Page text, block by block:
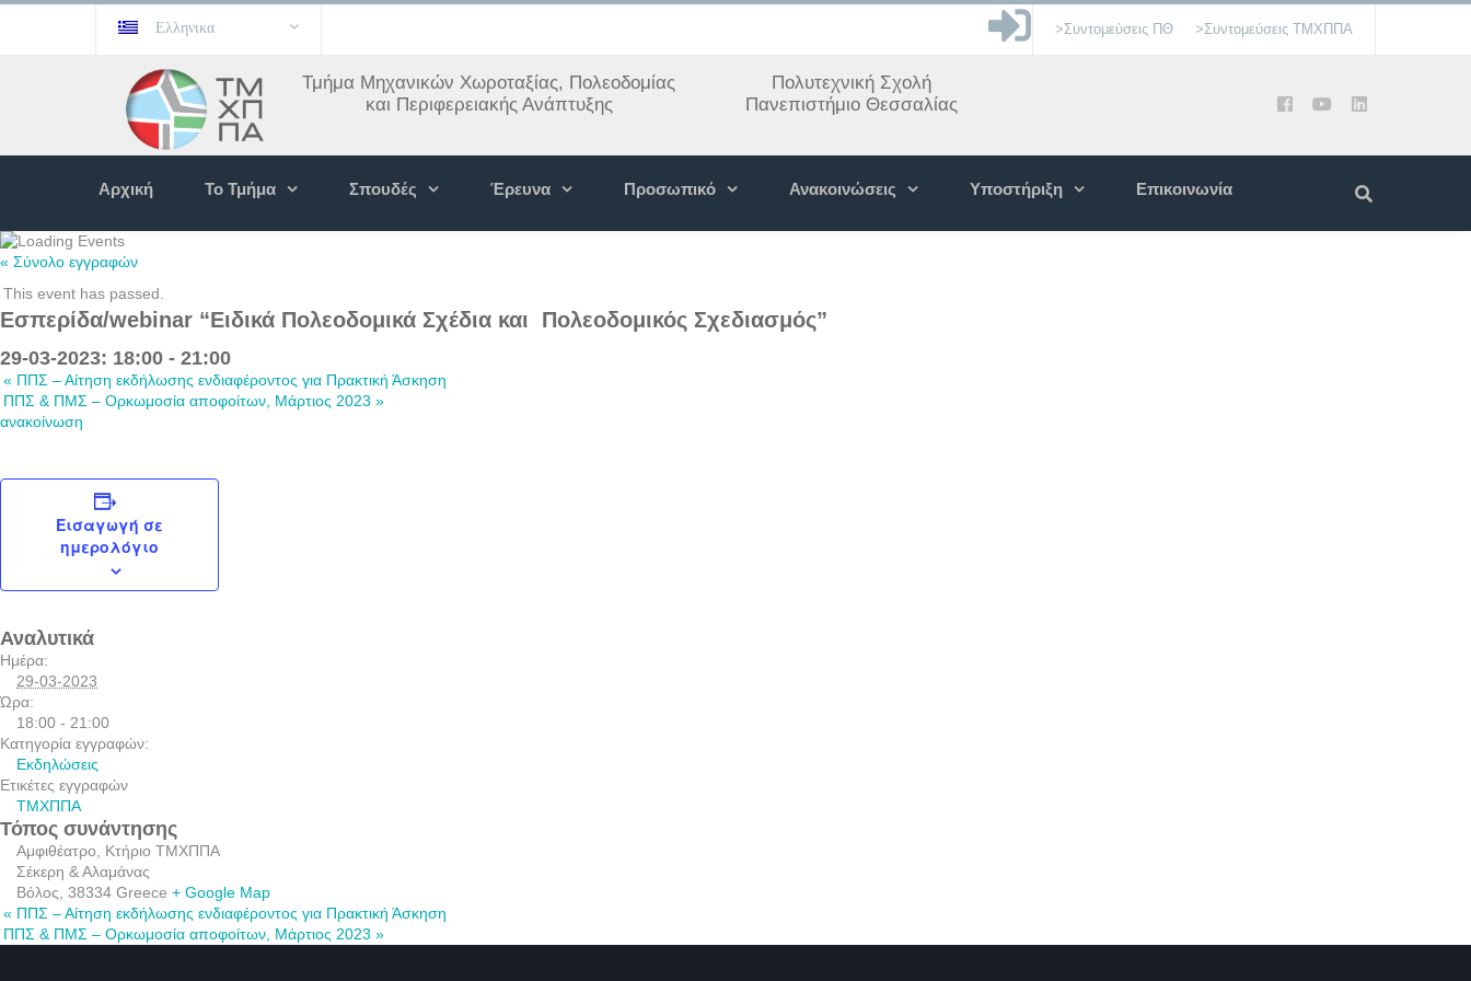
Ελληνικα >Συντομεύσεις ΠΘ >Συντομεύσεις ΤΜΧΠΠΑ
Τμήμα Μηχανικών Χωροταξίας, Πολεοδομίας
και Περιφερειακής Ανάπτυξης
Πολυτεχνική Σχολή
Πανεπιστήμιο Θεσσαλίας
Αρχική Το Τμήμα Σπουδές Έρευνα Προσωπικό Ανακοινώσεις Υποστήριξη Επικοινωνία
« Σύνολο εγγραφών
This event has passed.
Εσπερίδα/webinar “Ειδικά Πολεοδομικά Σχέδια και Πολεοδομικός Σχεδιασμός”
29-03-2023: 18:00 - 21:00
« ΠΠΣ – Αίτηση εκδήλωσης ενδιαφέροντος για Πρακτική Άσκηση
ΠΠΣ & ΠΜΣ – Ορκωμοσία αποφοίτων, Μάρτιος 2023 »
ανακοίνωση
Εισαγωγή σε
ημερολόγιο
Αναλυτικά
Ημέρα:
29-03-2023
Ώρα:
18:00 - 21:00
Κατηγορία εγγραφών:
Εκδηλώσεις
Ετικέτες εγγραφών
ΤΜΧΠΠΑ
Τόπος συνάντησης
Αμφιθέατρο, Κτήριο ΤΜΧΠΠΑ
Σέκερη & Αλαμάνας
Βόλος 38334 Greece + Google Map
« ΠΠΣ – Αίτηση εκδήλωσης ενδιαφέροντος για Πρακτική Άσκηση
ΠΠΣ & ΠΜΣ – Ορκωμοσία αποφοίτων, Μάρτιος 2023 »